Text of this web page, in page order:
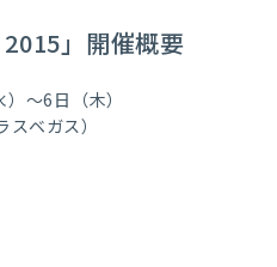
」開催概要
～6日（木）
ベガス）